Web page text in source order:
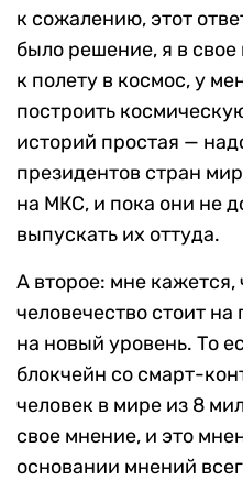
к сожалению, этот
было решение, я в свое
к полету в космос, у
построить
историй простая —
президентов стран
на МКС, и пока они не
выпускать их оттуда.
А второе: мне кажется,
человечество стоит
на новый уровень. То
блокчейн со смарт-
человек в мире из 8
свое мнение, и это
основании мнений